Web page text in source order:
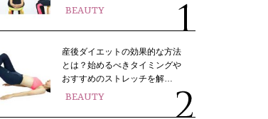
BEAUTY
産後ダイエットの効果的な方法
とは？始めるべきタイミングや
おすすめのストレッチを解…
BEAUTY